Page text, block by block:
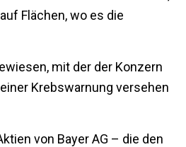
Flächen, wo es die
mit der der Konzern
Krebswarnung versehen
von Bayer AG – die den